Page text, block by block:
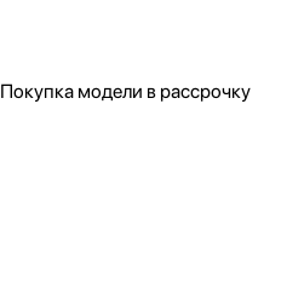
Покупка модели в рассрочку